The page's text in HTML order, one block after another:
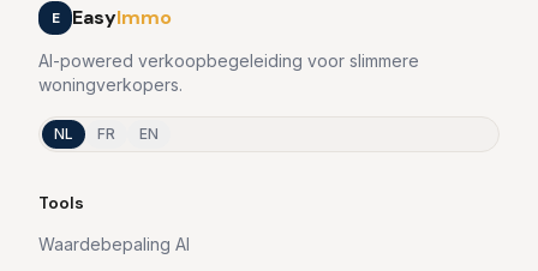
E EasyImmo
AI-powered verkoopbegeleiding voor slimmere
woningverkopers.
NL FR EN
Tools
Waardebepaling AI